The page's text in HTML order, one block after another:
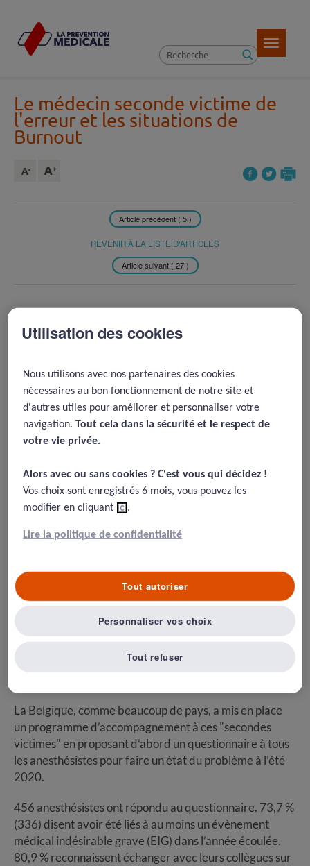
Toggle
Le médecin seconde victime de
l'erreur et les situations de
Burnout
Article précédent ( 5 )
REVENIR À LA LISTE D'ARTICLES
Article suivant ( 27 )
2021 -Prise en charge en
Belgique des anesthésistes
Nijs, K., Seys, D., Coppens, S., Van De Velde, M., & Vanhaecht, K.
(2021). Second victim support structures in anaesthesia : a cross-
sectional survey in Belgian anaesthesiologists. International
Résumé
auteurs involontaires d’erreurs médicales (ou à tout le
moins d’évènements indésirables) et souffrent tout
autant que les autres des conséquences de ces erreurs.
Ils en sont "les secondes victimes", au point de
développer parfois des conséquences psychologiques
graves, augmentées souvent par l’indifférence et
La Belgique, comme beaucoup de pays, a mis en place
un programme d’accompagnement à ces "secondes
victimes" en proposant d’abord un questionnaire à tous
les anesthésistes pour faire un état du problème à l’été
2020.
456 anesthésistes ont répondu au questionnaire. 73,7 %
(336) disent avoir été liés à au moins un évènement
médical indésirable grave (EIG) dans l’année écoulée.
80,9 % reconnaissent échanger avec leurs collègues sur
Utilisation des cookies
Nous utilisons avec nos partenaires des cookies
nécessaires au bon fonctionnement de notre site et
d'autres utiles pour améliorer et personnaliser votre
navigation.Tout cela dans la sécurité et le respect de
votre vie privée.​
Alors avec ou sans cookies ? C'est vous qui décidez !​
Vos choix sont enregistrés 6 mois, vous pouvez les
modifier en cliquant ici.
Lire la politique de confidentialité
Tout refuser
Tout autoriser
Personnaliser vos choix